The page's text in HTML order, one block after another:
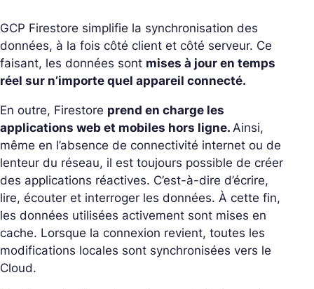
GCP Firestore simplifie la synchronisation des
données, à la fois côté client et côté serveur. Ce
faisant, les données sont mises à jour en temps
réel sur n’importe quel appareil connecté.
En outre, Firestore prend en charge les
applications web et mobiles hors ligne. Ainsi,
même en l’absence de connectivité internet ou de
lenteur du réseau, il est toujours possible de créer
des applications réactives. C’est-à-dire d’écrire,
lire, écouter et interroger les données. À cette fin,
les données utilisées activement sont mises en
cache. Lorsque la connexion revient, toutes les
modifications locales sont synchronisées vers le
Cloud.